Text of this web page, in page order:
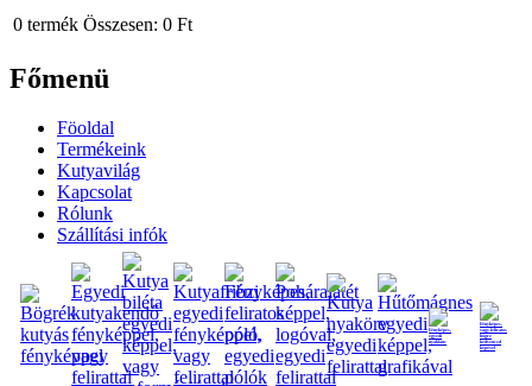
0 termék Összesen: 0 Ft
Főmenü
Föoldal
Termékeink
Kutyavilág
Kapcsolat
Rólunk
Szállítási infók